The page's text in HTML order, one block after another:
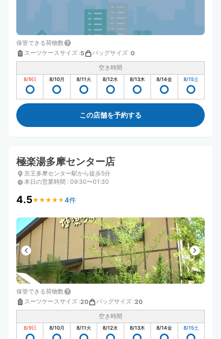
保管できる荷物数
スーツケースサイズ :5 バッグサイズ :0
空き時間
8/9日 8/10月 8/11火 8/12水 8/13木 8/14金 8/15土
この店舗を予約する
極楽湯多摩センター店
京王多摩センター駅から徒歩5分
本日の営業時間 : 09:30〜01:30
4.5★ ★ ★ ★ ★
★ ★ ★ ★ ★ 4件
保管できる荷物数
スーツケースサイズ :20 バッグサイズ :20
空き時間
8/9日 8/10月 8/11火 8/12水 8/13木 8/14金 8/15土